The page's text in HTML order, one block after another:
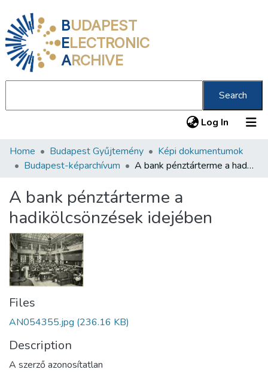
BUDAPEST
ELECTRONIC
ARCHIVE
Search
Log In (current)
Communities & Collections
Statistics
About us
Home Budapest Gyűjtemény
Képi dokumentumok
Budapest-képarchívum
A bank pénztárterme a hadikölcsönzések idejében
A bank pénztárterme a
hadikölcsönzések idejében
Files
AN054355.jpg (236.16 KB)
Description
A szerző azonosítatlan